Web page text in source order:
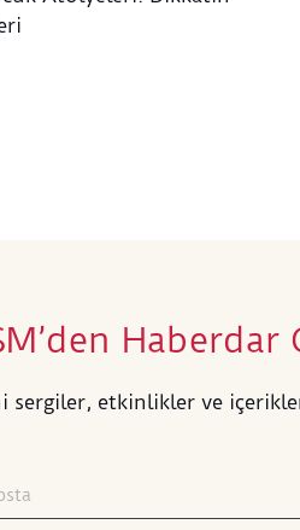
Haberdar
sergiler, etkinlikler ve